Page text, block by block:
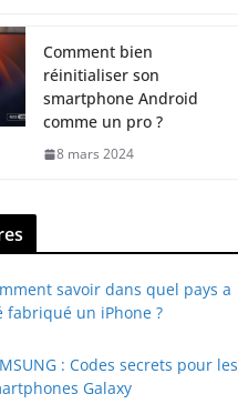
Comment bien
réinitialiser son
smartphone Android
comme un pro ?
8 mars 2024
savoir dans quel pays a
fabriqué un iPhone ?
: Codes secrets pour les
Galaxy